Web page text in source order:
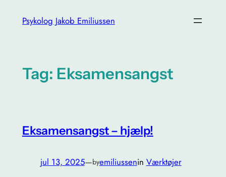
Psykolog Jakob Emiliussen
Tag: Eksamensangst
Eksamensangst – hjælp!
jul 13, 2025—byemiliussenin Værktøjer